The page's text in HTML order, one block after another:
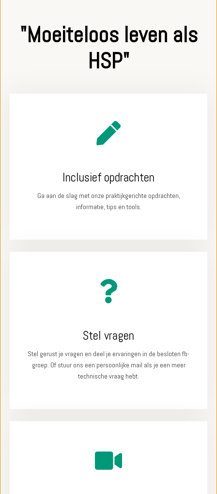
"Moeiteloos leven als
HSP"
Inclusief opdrachten
Ga aan de slag met onze praktijkgerichte opdrachten,
informatie, tips en tools.
Stel vragen
Stel gerust je vragen en deel je ervaringen in de besloten fb-
groep. Of stuur ons een persoonlijke mail als je een meer
technische vraag hebt.